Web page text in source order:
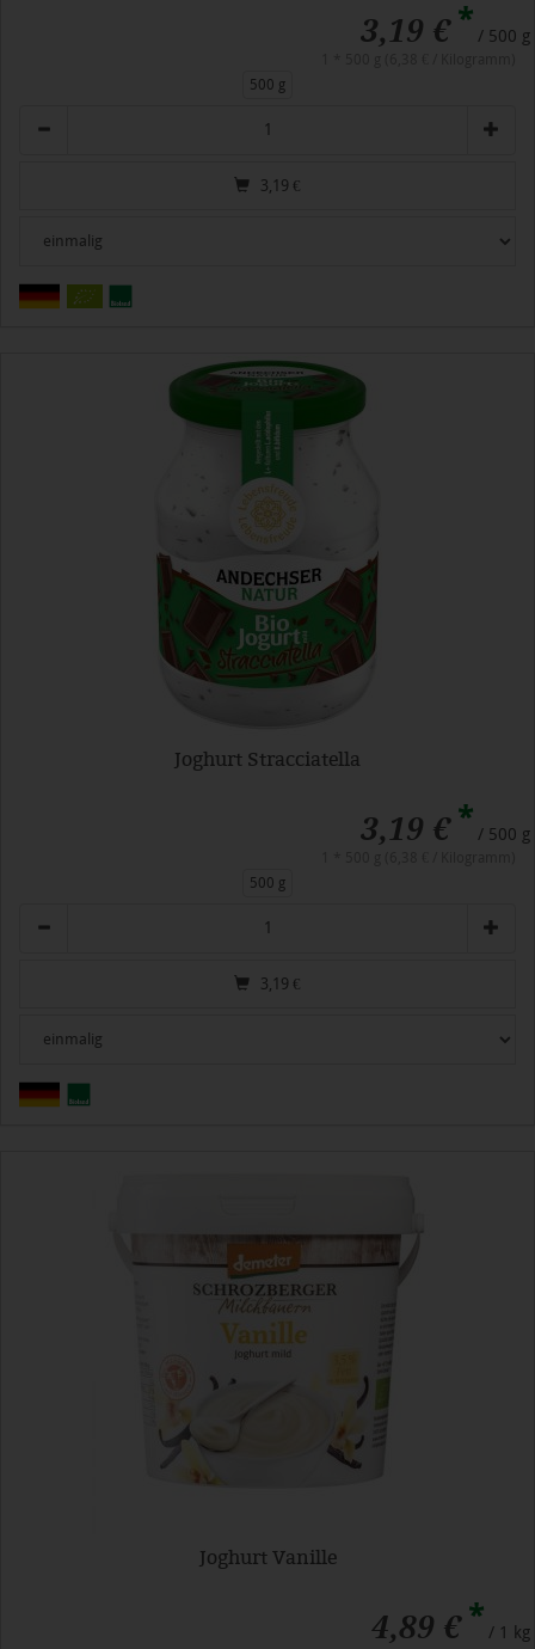
3,19 €* / 500 g
500 g
3,19 €
Joghurt Stracciatella
3,19 €* / 500 g
500 g
3,19 €
Joghurt Vanille
4,89 €* / 1 kg